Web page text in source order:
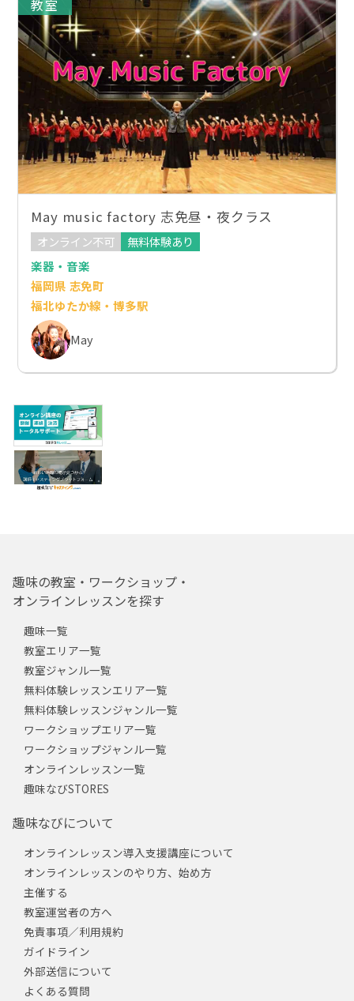
教室
May music factory 志免昼・夜クラス
オンライン不可
無料体験あり
楽器・音楽
福岡県 志免町
福北ゆたか線・博多駅
May
趣味の教室・ワークショップ・
オンラインレッスンを探す
趣味一覧
教室エリア一覧
教室ジャンル一覧
無料体験レッスンエリア一覧
無料体験レッスンジャンル一覧
ワークショップエリア一覧
ワークショップジャンル一覧
オンラインレッスン一覧
趣味なびSTORES
趣味なびについて
オンラインレッスン導入支援講座について
オンラインレッスンのやり方、始め方
主催する
教室運営者の方へ
免責事項／利用規約
ガイドライン
外部送信について
よくある質問